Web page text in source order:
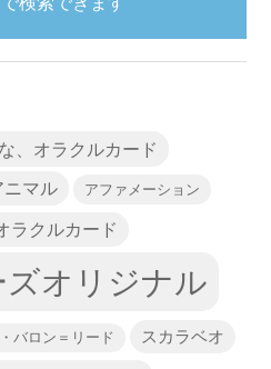
、オラクルカード
ニマル アファメーション
ラクルカード
オリジナル
バロン＝リード スカラベオ